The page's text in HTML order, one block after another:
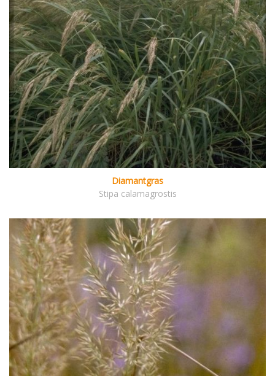
Diamantgras
Stipa calamagrostis